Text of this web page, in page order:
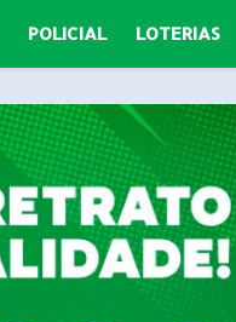
POLICIAL LOTERIAS